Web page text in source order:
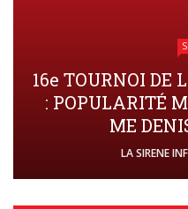
16e TOURNOI DE
: POPULARITÉ
ME
LA SIRENE